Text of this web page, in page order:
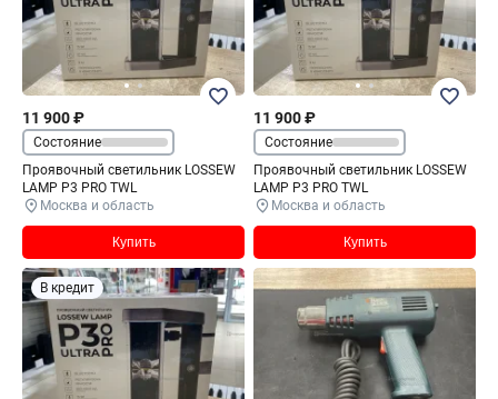
11 900 ₽
Состояние
Проявочный светильник LOSSEW
LAMP P3 PRO TWL
Москва и область
Купить
11 900 ₽
Состояние
Проявочный светильник LOSSEW
LAMP P3 PRO TWL
Москва и область
Купить
В кредит